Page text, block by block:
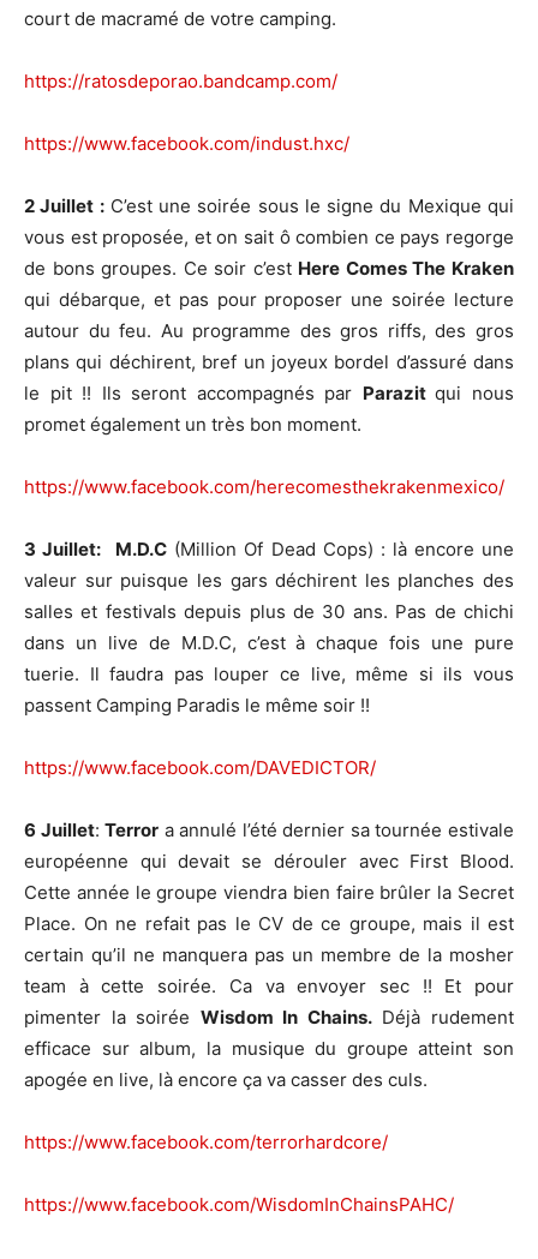
court de macramé de votre camping.
https://ratosdeporao.bandcamp.com/
https://www.facebook.com/indust.hxc/
2 Juillet :C’est une soirée sous le signe du Mexique qui
vous est proposée, et on sait ô combien ce pays regorge
de bons groupes. Ce soir c’est Here Comes The Kraken
qui débarque, et pas pour proposer une soirée lecture
autour du feu. Au programme des gros riffs, des gros
plans qui déchirent, bref un joyeux bordel d’assuré dans
le pit !! Ils seront accompagnés par Parazitqui nous
promet également un très bon moment.
https://www.facebook.com/herecomesthekrakenmexico/
3 Juillet: M.D.C (Million Of Dead Cops) : là encore une
valeur sur puisque les gars déchirent les planches des
salles et festivals depuis plus de 30 ans. Pas de chichi
dans un live de M.D.C, c’est à chaque fois une pure
tuerie. Il faudra pas louper ce live, même si ils vous
passent Camping Paradis le même soir !!
https://www.facebook.com/DAVEDICTOR/
6 Juillet:Terror a annulé l’été dernier sa tournée estivale
européenne qui devait se dérouler avec First Blood.
Cette année le groupe viendra bien faire brûler la Secret
Place. On ne refait pas le CV de ce groupe, mais il est
certain qu’il ne manquera pas un membre de la mosher
team à cette soirée. Ca va envoyer sec !! Et pour
pimenter la soirée Wisdom In Chains.Déjà rudement
efficace sur album, la musique du groupe atteint son
apogée en live, là encore ça va casser des culs.
https://www.facebook.com/terrorhardcore/
https://www.facebook.com/WisdomInChainsPAHC/